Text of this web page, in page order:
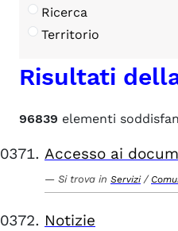
Ricerca
Territorio
Risultati
96839 elementi
Accesso ai
Si trova in Servizi /
Notizie